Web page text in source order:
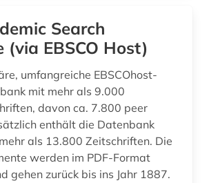
bibliothekskatalog plus (1)
bilanzanalyse (2)
bilanzdaten (1)
bilanzrecht (15)
Search
(via EBSCO Host)
umfangreiche EBSCOhost-
mit mehr als 9.000
davon ca. 7.800 peer
enthält die Datenbank
als 13.800 Zeitschriften. Die
werden im PDF-Format
gehen zurück bis ins Jahr 1887.